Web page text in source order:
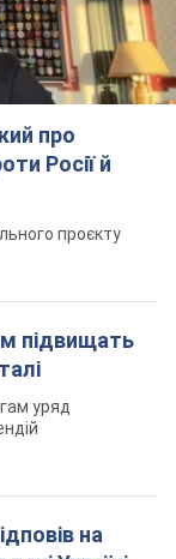
про
Росії й
проєкту
підвищать
уряд
на